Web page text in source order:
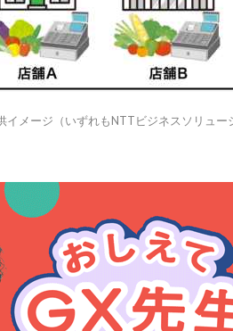
メージ（いずれもNTTビジネスソリュー